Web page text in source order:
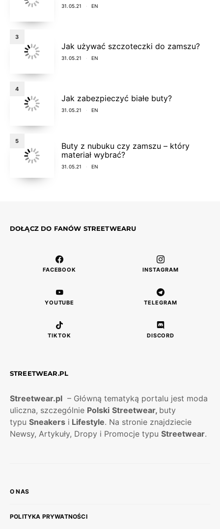
31.05.21 EN
3
Jak używać szczoteczki do zamszu?
31.05.21 EN
4
Jak zabezpieczyć białe buty?
31.05.21 EN
5
Buty z nubuku czy zamszu – który
materiał wybrać?
31.05.21 EN
DOŁĄCZ DO FANÓW STREETWEARU
FACEBOOK INSTAGRAM
YOUTUBE TELEGRAM
TIKTOK DISCORD
STREETWEAR.PL
Streetwear.pl – Główną tematyką portalu jest moda
uliczna, szczególnie Polski Streetwear, buty
typu Sneakers i Lifestyle. Na stronie znajdziecie
Newsy, Artykuły, Dropy i Promocje typu Streetwear.
O NAS
POLITYKA PRYWATNOŚCI